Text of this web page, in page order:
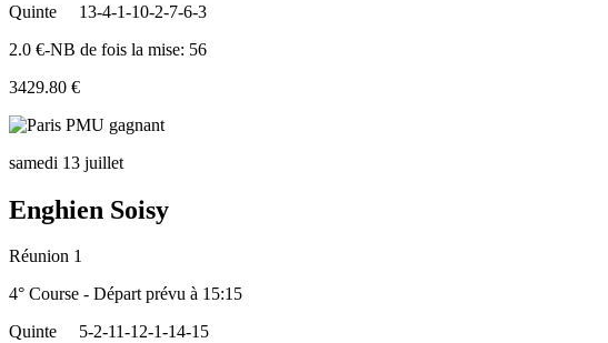
Quinte
13-4-1-10-2-7-6-3
2.0 €-NB de fois la mise: 56
3429.80 €
samedi 13 juillet
Enghien Soisy
Réunion 1
4° Course - Départ prévu à 15:15
Quinte
5-2-11-12-1-14-15